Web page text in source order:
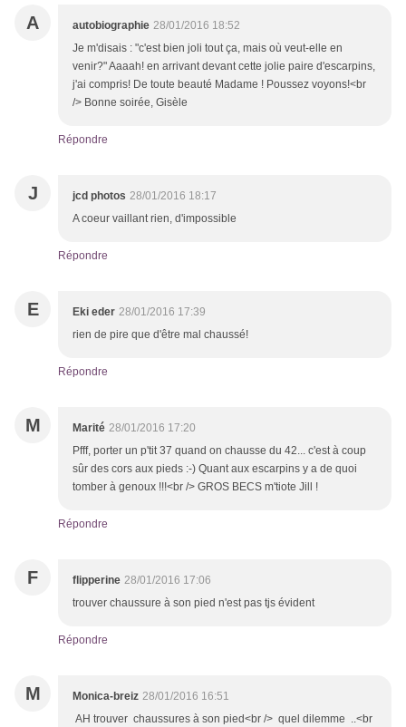
A autobiographie 28/01/2016 18:52
Je m'disais : "c'est bien joli tout ça, mais où veut-elle en
venir?" Aaaah! en arrivant devant cette jolie paire d'escarpins,
j'ai compris! De toute beauté Madame ! Poussez voyons!<br
/> Bonne soirée, Gisèle
Répondre
J jcd photos 28/01/2016 18:17
A coeur vaillant rien, d'impossible
Répondre
E Eki eder 28/01/2016 17:39
rien de pire que d'être mal chaussé!
Répondre
M Marité 28/01/2016 17:20
Pfff, porter un p'tit 37 quand on chausse du 42... c'est à coup
sûr des cors aux pieds :-) Quant aux escarpins y a de quoi
tomber à genoux !!!<br /> GROS BECS m'tiote Jill !
Répondre
F flipperine 28/01/2016 17:06
trouver chaussure à son pied n'est pas tjs évident
Répondre
M Monica-breiz 28/01/2016 16:51
AH trouver chaussures à son pied<br /> quel dilemme ..<br